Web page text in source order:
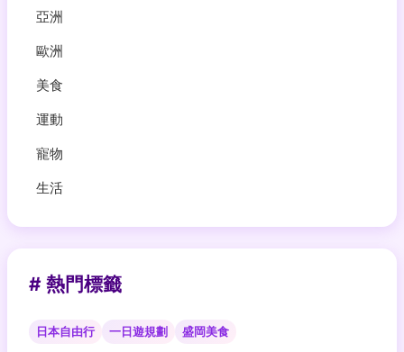
亞洲
歐洲
美食
運動
寵物
生活
# 熱門標籤
日本自由行 一日遊規劃 盛岡美食